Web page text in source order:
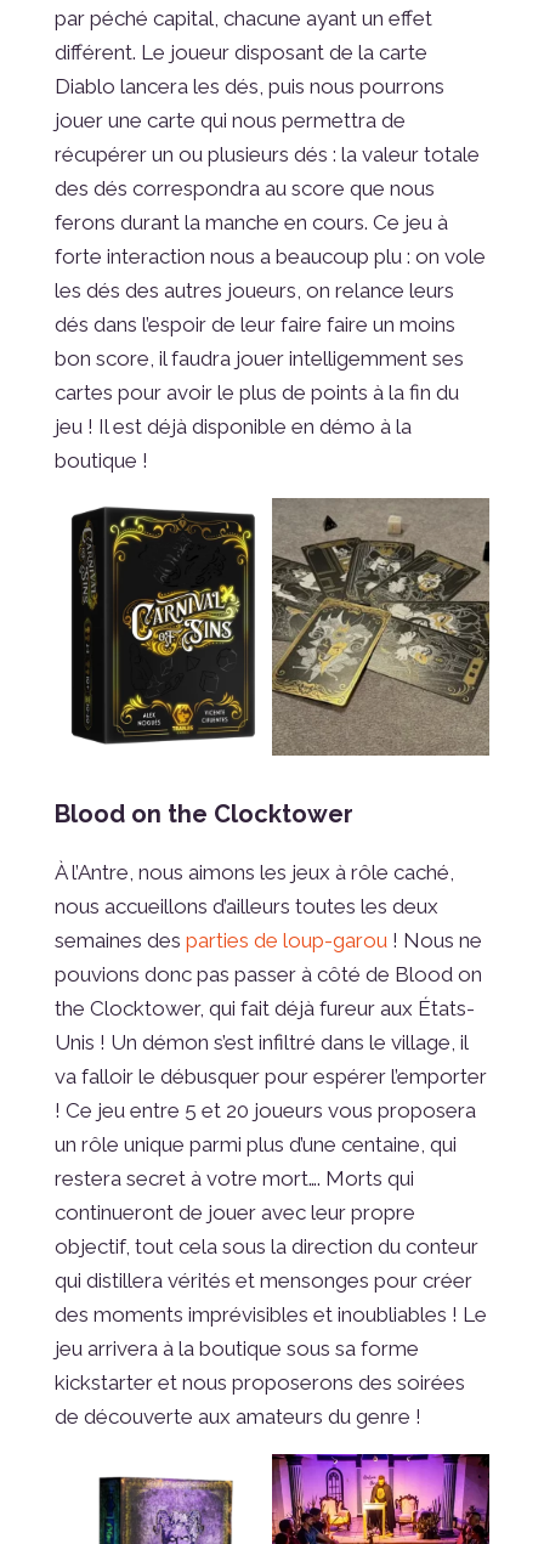
par péché capital, chacune ayant un effet
différent. Le joueur disposant de la carte
Diablo lancera les dés, puis nous pourrons
jouer une carte qui nous permettra de
récupérer un ou plusieurs dés : la valeur totale
des dés correspondra au score que nous
ferons durant la manche en cours. Ce jeu à
forte interaction nous a beaucoup plu : on vole
les dés des autres joueurs, on relance leurs
dés dans l’espoir de leur faire faire un moins
bon score, il faudra jouer intelligemment ses
cartes pour avoir le plus de points à la fin du
jeu ! Il est déjà disponible en démo à la
boutique !
Blood on the Clocktower
À l’Antre, nous aimons les jeux à rôle caché,
nous accueillons d’ailleurs toutes les deux
semaines des parties de loup-garou! Nous ne
pouvions donc pas passer à côté de Blood on
the Clocktower, qui fait déjà fureur aux États-
Unis ! Un démon s’est infiltré dans le village, il
va falloir le débusquer pour espérer l’emporter
! Ce jeu entre 5 et 20 joueurs vous proposera
un rôle unique parmi plus d’une centaine, qui
restera secret à votre mort…. Morts qui
continueront de jouer avec leur propre
objectif, tout cela sous la direction du conteur
qui distillera vérités et mensonges pour créer
des moments imprévisibles et inoubliables ! Le
jeu arrivera à la boutique sous sa forme
kickstarter et nous proposerons des soirées
de découverte aux amateurs du genre !